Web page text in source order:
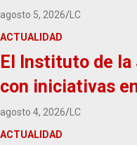
agosto 5, 2026 LC
ACTUALIDAD
El Instituto de la
con iniciativas
agosto 4, 2026 LC
ACTUALIDAD